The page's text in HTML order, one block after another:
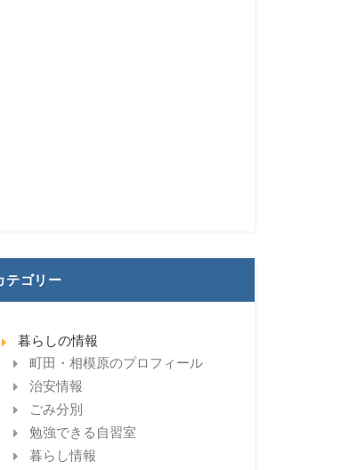
テゴリー
暮らしの情報
町田・相模原のプロフィール
治安情報
ごみ分別
勉強できる自習室
暮らし情報